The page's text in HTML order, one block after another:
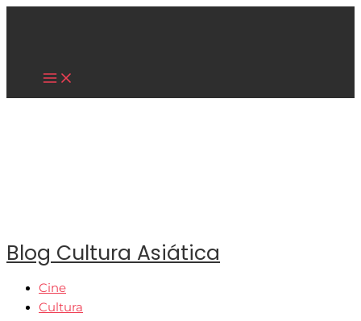
Ir
Main
Blog Cultura Asiática
Cine
Cultura